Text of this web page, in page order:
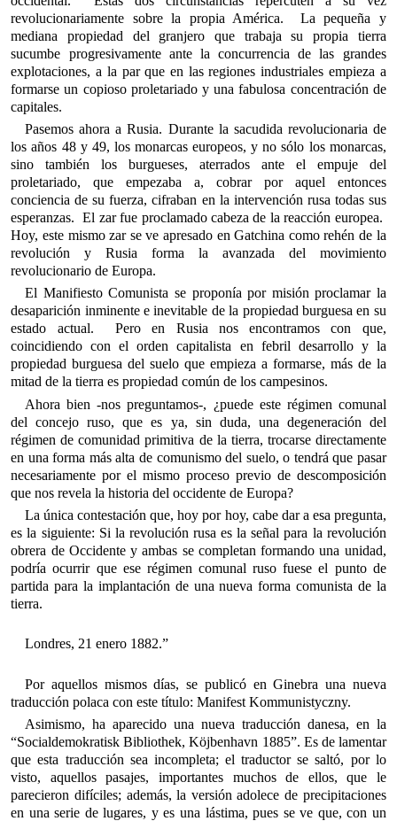
revolucionariamente sobre la propia América. La pequeña y
mediana propiedad del granjero que trabaja su propia tierra
sucumbe progresivamente ante la concurrencia de las grandes
explotaciones, a la par que en las regiones industriales empieza a
formarse un copioso proletariado y una fabulosa concentración de
capitales.
Pasemos ahora a Rusia. Durante la sacudida revolucionaria de
los años 48 y 49, los monarcas europeos, y no sólo los monarcas,
sino también los burgueses, aterrados ante el empuje del
proletariado, que empezaba a, cobrar por aquel entonces
conciencia de su fuerza, cifraban en la intervención rusa todas sus
esperanzas. El zar fue proclamado cabeza de la reacción europea.
Hoy, este mismo zar se ve apresado en Gatchina como rehén de la
revolución y Rusia forma la avanzada del movimiento
revolucionario de Europa.
El Manifiesto Comunista se proponía por misión proclamar la
desaparición inminente e inevitable de la propiedad burguesa en su
estado actual. Pero en Rusia nos encontramos con que,
coincidiendo con el orden capitalista en febril desarrollo y la
propiedad burguesa del suelo que empieza a formarse, más de la
mitad de la tierra es propiedad común de los campesinos.
Ahora bien -nos preguntamos-, ¿puede este régimen comunal
del concejo ruso, que es ya, sin duda, una degeneración del
régimen de comunidad primitiva de la tierra, trocarse directamente
en una forma más alta de comunismo del suelo, o tendrá que pasar
necesariamente por el mismo proceso previo de descomposición
que nos revela la historia del occidente de Europa?
La única contestación que, hoy por hoy, cabe dar a esa pregunta,
es la siguiente: Si la revolución rusa es la señal para la revolución
obrera de Occidente y ambas se completan formando una unidad,
podría ocurrir que ese régimen comunal ruso fuese el punto de
partida para la implantación de una nueva forma comunista de la
tierra.
Londres, 21 enero 1882.”
Por aquellos mismos días, se publicó en Ginebra una nueva
traducción polaca con este título: Manifest Kommunistyczny.
Asimismo, ha aparecido una nueva traducción danesa, en la
“Socialdemokratisk Bibliothek, Köjbenhavn 1885”. Es de lamentar
que esta traducción sea incompleta; el traductor se saltó, por lo
visto, aquellos pasajes, importantes muchos de ellos, que le
parecieron difíciles; además, la versión adolece de precipitaciones
en una serie de lugares, y es una lástima, pues se ve que, con un